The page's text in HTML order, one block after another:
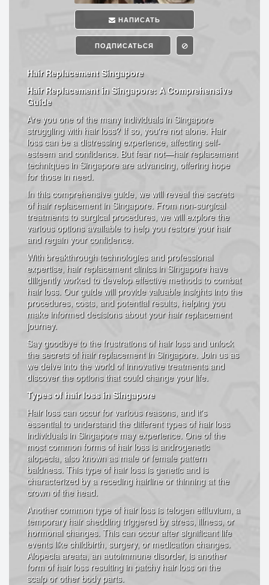
НАПИСАТЬ
ПОДПИСАТЬСЯ
Hair Replacement Singapore
Hair Replacement in Singapore: A Comprehensive
Guide
Are you one of the many individuals in Singapore
struggling with hair loss? If so, you're not alone. Hair
loss can be a distressing experience, affecting self-
esteem and confidence. But fear not—hair replacement
techniques in Singapore are advancing, offering hope
for those in need.
In this comprehensive guide, we will reveal the secrets
of hair replacement in Singapore. From non-surgical
treatments to surgical procedures, we will explore the
various options available to help you restore your hair
and regain your confidence.
With breakthrough technologies and professional
expertise, hair replacement clinics in Singapore have
diligently worked to develop effective methods to combat
hair loss. Our guide will provide valuable insights into the
procedures, costs, and potential results, helping you
make informed decisions about your hair replacement
journey.
Say goodbye to the frustrations of hair loss and unlock
the secrets of hair replacement in Singapore. Join us as
we delve into the world of innovative treatments and
discover the options that could change your life.
Types of hair loss in Singapore
Hair loss can occur for various reasons, and it's
essential to understand the different types of hair loss
individuals in Singapore may experience. One of the
most common forms of hair loss is androgenetic
alopecia, also known as male or female pattern
baldness. This type of hair loss is genetic and is
characterized by a receding hairline or thinning at the
crown of the head.
Another common type of hair loss is telogen effluvium, a
temporary hair shedding triggered by stress, illness, or
hormonal changes. This can occur after significant life
events like childbirth, surgery, or medication changes.
Alopecia areata, an autoimmune disorder, is another
form of hair loss resulting in patchy hair loss on the
scalp or other body parts.